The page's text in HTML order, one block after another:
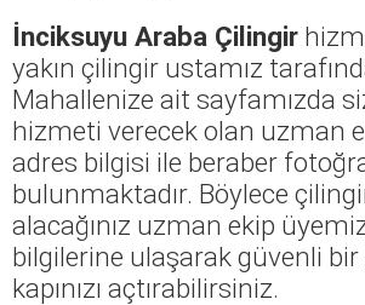
İnciksuyu Araba Çilingir
yakın çilingir ustamız
Mahallenize ait sayfamızda
hizmeti verecek olan uzman
adres bilgisi ile beraber
bulunmaktadır. Böylece
alacağınız uzman ekip
bilgilerine ulaşarak güvenli bir
kapınızı açtırabilirsiniz.